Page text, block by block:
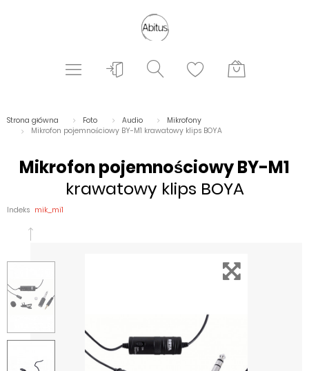
Strona główna Foto Audio
Mikrofony
Mikrofon pojemnościowy BY-M1 krawatowy klips BOYA
Mikrofon pojemnościowy BY-M1
krawatowy klips BOYA
Indeks mik_mi1